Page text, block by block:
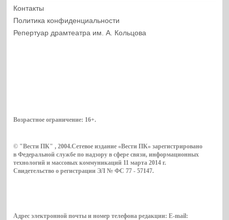
Контакты
Политика конфиденциальности
Репертуар драмтеатра им. А. Кольцова
Возрастное ограничение: 16+.
© "Вести ПК" , 2004.Сетевое издание «Вести ПК» зарегистрировано
в Федеральной службе по надзору в сфере связи, информационных
технологий и массовых коммуникаций 11 марта 2014 г.
Свидетельство о регистрации ЭЛ № ФС 77 - 57147.
Адрес электронной почты и номер телефона редакции: E-mail: